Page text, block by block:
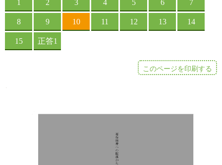
このページを印刷する